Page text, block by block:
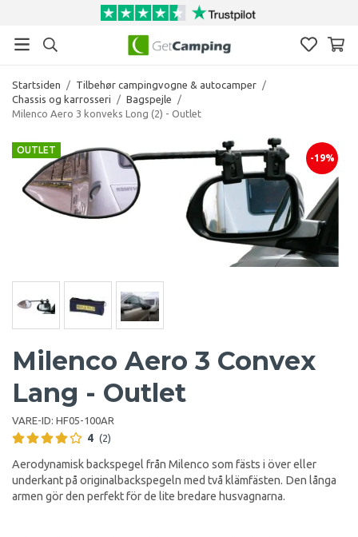
Startsiden / Tilbehør campingvogne & autocamper /
Chassis og karrosseri
/ Bagspejle
/
Milenco Aero 3 konveks Long (2) - Outlet
OUTLET
-19%
Milenco Aero 3 Convex
Lang - Outlet
VARE-ID: HF05-100AR
4 (2)
Aerodynamisk backspegel från Milenco som fästs i över eller
underkant på originalbackspegeln med två klämfästen. Den långa
armen gör den perfekt för de lite bredare husvagnarna.